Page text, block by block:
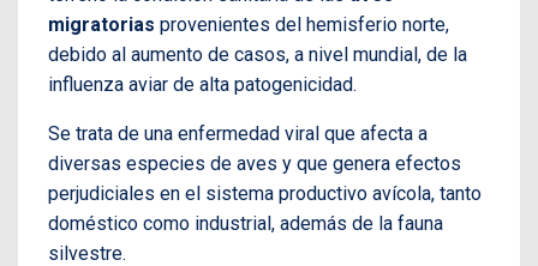
migratorias provenientes del hemisferio norte,
debido al aumento de casos, a nivel mundial, de la
influenza aviar de alta patogenicidad.
Se trata de una enfermedad viral que afecta a
diversas especies de aves y que genera efectos
perjudiciales en el sistema productivo avícola, tanto
doméstico como industrial, además de la fauna
silvestre.